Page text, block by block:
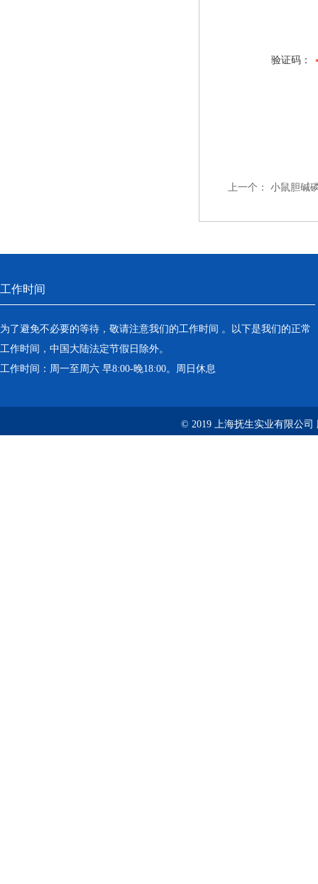
验证码：
上一个： 小鼠胆碱
工作时间
为了避免不必要的等待，敬请注意我们的工作时间 。以下是我们的正常
工作时间，中国大陆法定节假日除外。
工作时间：周一至周六 早8:00-晚18:00。周日休息
© 2019 上海抚生实业有限公司